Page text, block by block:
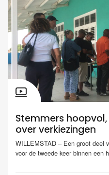
Stemmers
over verkiezingen
WILLEMSTAD – Een groot deel
voor de tweede keer binnen een